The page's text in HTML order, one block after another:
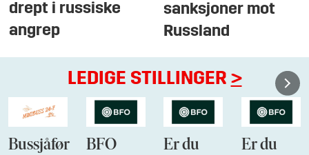
drept i russiske
angrep
sanksjoner mot
Russland
LEDIGE STILLINGER >
Bussjåfør
BFO
Er du
Er du